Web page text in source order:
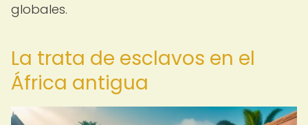
globales.
La trata de esclavos en el
África antigua